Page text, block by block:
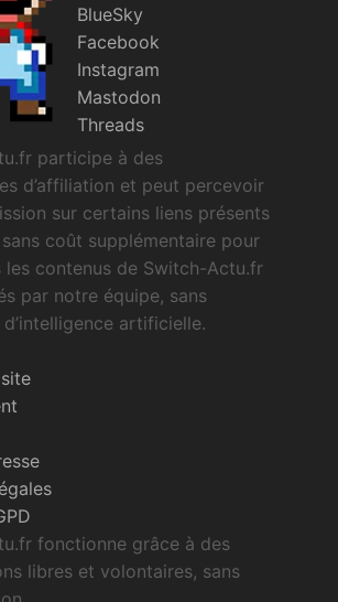
BlueSky
Facebook
Instagram
Mastodon
Threads
participe à des
d’affiliation et peut percevoir
sur certains liens présents
coût supplémentaire pour
les contenus de Switch-Actu.fr
par notre équipe, sans
artificielle.
fonctionne grâce à des
libres et volontaires, sans